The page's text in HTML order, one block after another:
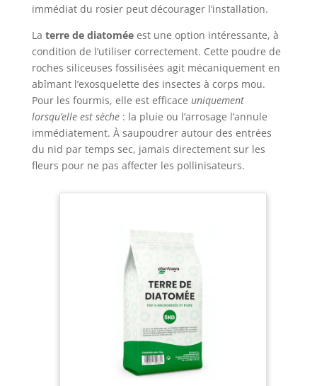
immédiat du rosier peut décourager l’installation.
La terre de diatoméeest une option intéressante, à
condition de l’utiliser correctement. Cette poudre de
roches siliceuses fossilisées agit mécaniquement en
abîmant l’exosquelette des insectes à corps mou.
Pour les fourmis, elle est efficace uniquement
lorsqu’elle est sèche: la pluie ou l’arrosage l’annule
immédiatement. À saupoudrer autour des entrées
du nid par temps sec, jamais directement sur les
fleurs pour ne pas affecter les pollinisateurs.